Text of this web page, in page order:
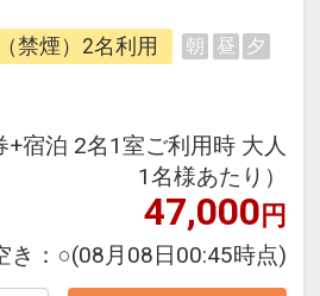
ミックパッケージだか
在はもちろん周遊旅行
1泊だけの宿泊や延
ども自由自在です。
ージ会員の方にはフライ
50%貯まります。
禁煙）2名利用 朝 昼 夕
+宿泊 2名1室ご利用時 大人
1名様あたり）
47,000円
き： ○(08月08日00:45時点)